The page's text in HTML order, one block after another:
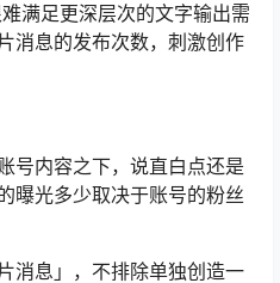
满足更深层次的文字输出需
消息的发布次数，刺激创作
号内容之下，说直白点还是
曝光多少取决于账号的粉丝
消息」，不排除单独创造一